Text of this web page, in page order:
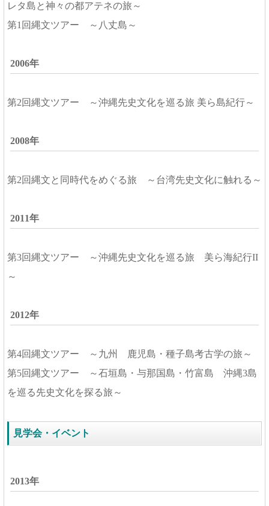
レタ島と神々の都アテネの旅～
第1回縄文ツアー ～八丈島～
2006年
第2回縄文ツアー ～沖縄先史文化を巡る旅 美ら島紀行～
2008年
第2回縄文と同時代をめぐる旅 ～台湾先史文化に触れる～
2011年
第3回縄文ツアー ～沖縄先史文化を巡る旅 美ら海紀行II
～
2012年
第4回縄文ツアー ～九州 鹿児島・種子島考古学の旅～
第5回縄文ツアー ～石垣島・与那国島・竹富島 沖縄3島
を巡る先史文化を探る旅～
見学会・イベント
2013年